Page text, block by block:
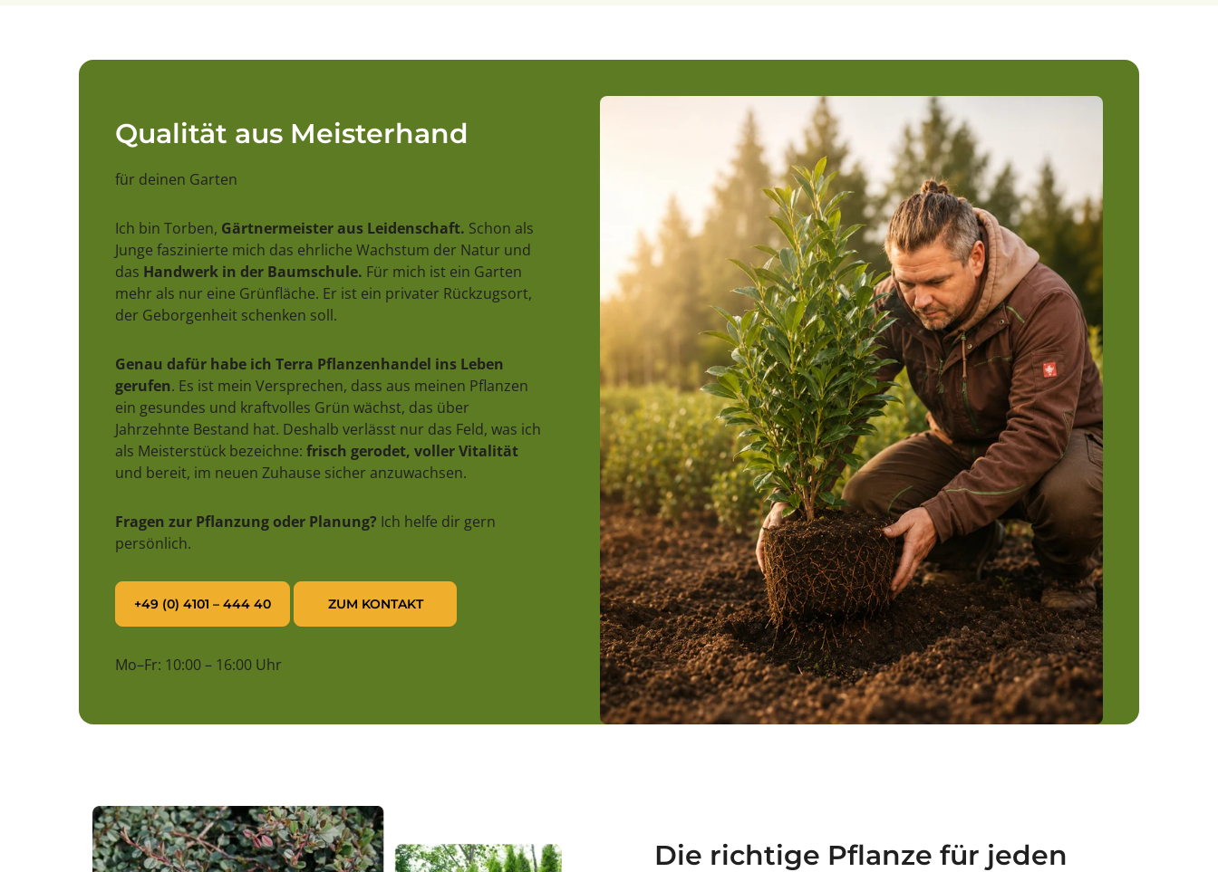
Qualität aus Meisterhand
für deinen Garten
Ich bin Torben, Gärtnermeister aus Leidenschaft. Schon als
Junge faszinierte mich das ehrliche Wachstum der Natur und
das Handwerk in der Baumschule. Für mich ist ein Garten
mehr als nur eine Grünfläche. Er ist ein privater Rückzugsort,
der Geborgenheit schenken soll.
Genau dafür habe ich Terra Pflanzenhandel ins Leben
gerufen. Es ist mein Versprechen, dass aus meinen Pflanzen
ein gesundes und kraftvolles Grün wächst, das über
Jahrzehnte Bestand hat. Deshalb verlässt nur das Feld, was ich
als Meisterstück bezeichne: frisch gerodet, voller Vitalität
und bereit, im neuen Zuhause sicher anzuwachsen.
Fragen zur Pflanzung oder Planung? Ich helfe dir gern
persönlich.
+49 (0) 4101 – 444 40 ZUM KONTAKT
Mo–Fr: 10:00 – 16:00 Uhr
Die richtige Pflanze für jeden